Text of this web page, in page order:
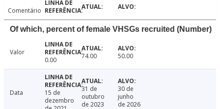
Comentário
Of which, percent of female VHSGs recruited (Number)
Valor
0.00
74.00 50.00
Data
15 de
dezembro
31 de
outubro
de 2023
30 de
junho
de 2026